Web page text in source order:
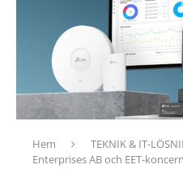
Hem TEKNIK & IT-
Enterprises AB och EET-